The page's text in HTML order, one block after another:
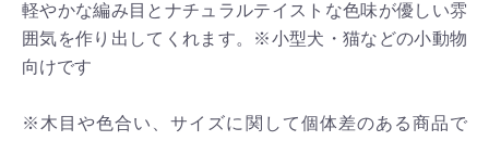
軽やかな編み目とナチュラルテイストな色味が優しい雰
囲気を作り出してくれます。※小型犬・猫などの小動物
向けです
※木目や色合い、サイズに関して個体差のある商品で